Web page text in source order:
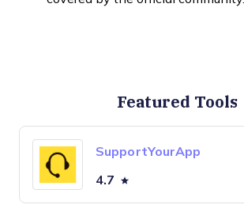
Featured Tools
SupportYourApp
4.7